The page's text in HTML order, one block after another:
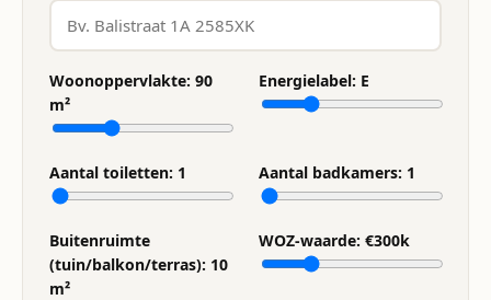
Woonoppervlakte: 90
m²
Energielabel: E
Aantal toiletten: 1 Aantal badkamers: 1
Buitenruimte
(tuin/balkon/terras): 10
m²
WOZ-waarde: €300k